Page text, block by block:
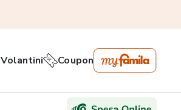
Volantini Coupon